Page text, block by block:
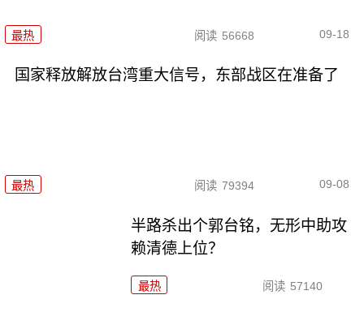
最热 阅读 56668 09-18
国家释放解放台湾重大信号，东部战区在准备了
最热 阅读 79394 09-08
半路杀出个郭台铭，无形中助攻
赖清德上位？
最热 阅读 57140